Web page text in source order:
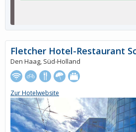
Fletcher Hotel-Restaurant
Den Haag, Süd-Holland
Zur Hotelwebsite